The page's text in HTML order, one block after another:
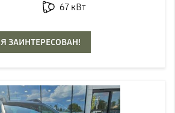
67 кВт
Я ЗАИНТЕРЕСОВАН!